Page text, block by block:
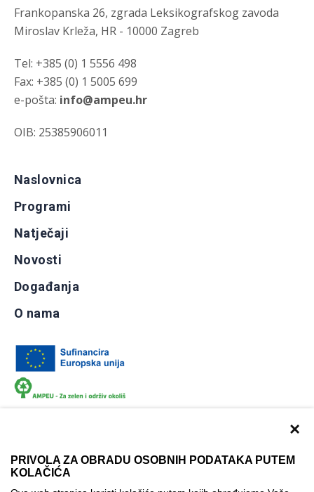
×
PRIVOLA ZA OBRADU OSOBNIH PODATAKA PUTEM
KOLAČIĆA
Frankopanska 26, zgrada Leksikografskog zavoda
Miroslav Krleža, HR - 10000 Zagreb
Tel: +385 (0) 1 5556 498
Fax: +385 (0) 1 5005 699
e-pošta: info@ampeu.hr
OIB: 25385906011
Naslovnica
Programi
Natječaji
Novosti
Događanja
O nama